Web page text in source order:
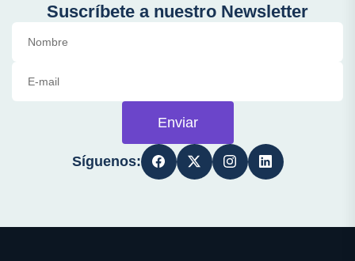
Suscríbete a nuestro Newsletter
Enviar
Síguenos: